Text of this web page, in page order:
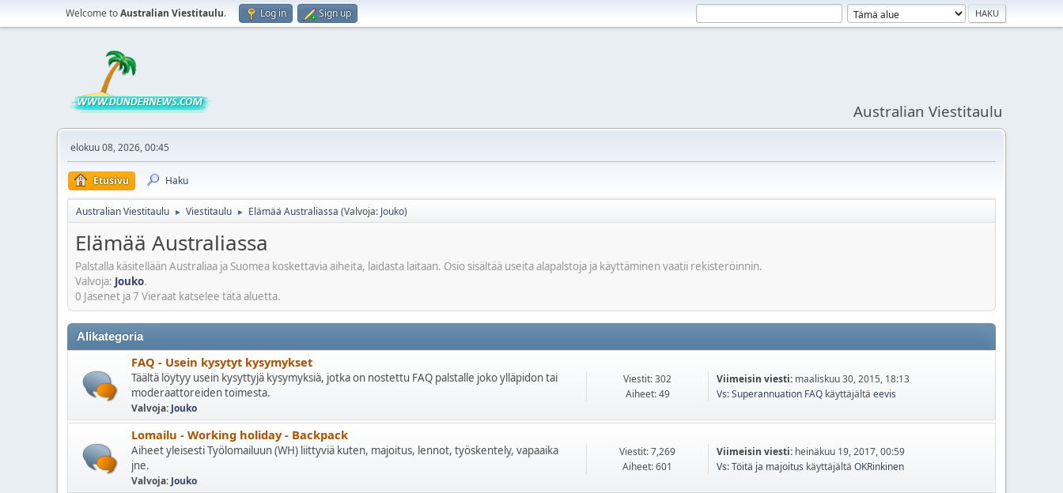
Welcome toAustralian Viestitaulu. Log in Sign up
Australian Viestitaulu
elokuu 08, 2026, 00:45
Etusivu Haku
Australian Viestitaulu ► Viestitaulu ► Elämää Australiassa (Valvoja: Jouko)
Elämää Australiassa
Palstalla käsitellään Australiaa ja Suomea koskettavia aiheita, laidasta laitaan. Osio sisältää useita alapalstoja ja käyttäminen vaatii rekisteröinnin.
Valvoja: Jouko.
0 Jäsenet ja 7 Vieraat katselee tätä aluetta.
Alikategoria
FAQ - Usein kysytyt kysymykset
Täältä löytyy usein kysyttyjä kysymyksiä, jotka on nostettu FAQ palstalle joko ylläpidon tai
moderaattoreiden toimesta.
Valvoja: Jouko
Viestit: 302
Aiheet: 49
Viimeisin viesti: maaliskuu 30, 2015, 18:13
Vs: Superannuation FAQ käyttäjältäeevis
Lomailu - Working holiday - Backpack
Aiheet yleisesti Työlomailuun (WH) liittyviä kuten, majoitus, lennot, työskentely, vapaaika
jne.
Valvoja: Jouko
Viestit: 7,269
Aiheet: 601
Viimeisin viesti: heinäkuu 19, 2017, 00:59
Vs: Töitä ja majoitus käyttäjältäOKRinkinen